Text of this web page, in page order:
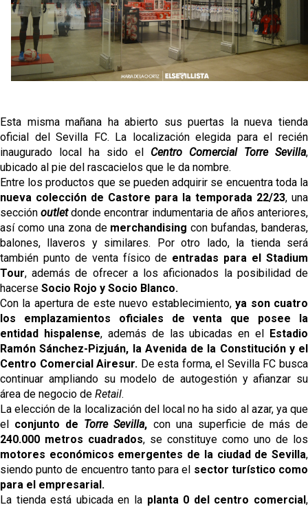
El Sevilla FC empieza a inscribir a los nuevos
fichajes
Opinión | "Carta abierta a Alberto Flores" por Rafa
García
Miguel Sierra: La temporada pasada se vio
reflejado que podemos tirar para delante y
trabajamos con ilusión
Esta misma mañana ha abierto sus puertas la nueva tienda
oficial del Sevilla FC. La localización elegida para el recién
inaugurado local ha sido el Centro Comercial Torre Sevilla,
ubicado al pie del rascacielos que le da nombre.
Entre los productos que se pueden adquirir se encuentra toda la
nueva colección de Castore para la temporada 22/23, una
secciónoutletdonde encontrar indumentaria de años anteriores,
así como una zona de merchandisingcon bufandas, banderas,
balones, llaveros y similares. Por otro lado, la tienda será
también punto de venta físico de entradas para el Stadium
Tour, además de ofrecer a los aficionados la posibilidad de
hacerse Socio Rojo y Socio Blanco.
Con la apertura de este nuevo establecimiento,ya son cuatro
los emplazamientos oficiales de venta que posee la
entidad hispalense, además de las ubicadas en el Estadio
Ramón Sánchez-Pizjuán, la Avenida de la Constitución y el
Centro Comercial Airesur. De esta forma, el Sevilla FC busca
continuar ampliando su modelo de autogestión y afianzar su
área de negocio de Retail.
La elección de la localización del local no ha sido al azar, ya que
el conjunto de Torre Sevilla, con una superficie de más de
240.000 metros cuadrados, se constituye como uno de los
motores económicos emergentes de la ciudad de Sevilla,
siendo punto de encuentro tanto para el sector turístico como
para el empresarial.
La tienda está ubicada en la planta 0 del centro comercial,